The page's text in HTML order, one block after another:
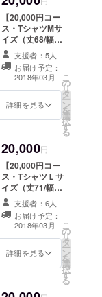
《Tシャツサ
イズ》
XLサイズ
（丈74/幅55/袖
丈21.5） ＋電
エースポスト
カード（一本木
蛮描き下ろしイ
ラスト）
せていただきま
す。 ＋第四胃袋
ギアラCD ＋電
エース×撃殺！宇
宙拳コラボオリ
ジナルTシャツ
(破李拳竜描き下
ろしイラスト)
《Tシャツサイ
ズ》
Mサイズ
丈19.5） ＋電
エースポスト
カード（一本木
蛮描き下ろしイ
ラスト）
入力例：
「エンドクレ
ジット名前掲載
希望・名前〇〇
〇〇」 ニッ
クネームでもか
まいませんが著
作権を侵害する
ものや公序良俗
また会社名・団
体名はお断りさ
せていただきま
す。 ＋第四胃袋
ギアラCD ＋電
エース×撃殺！宇
宙拳コラボオリ
ジナルTシャツ
(破李拳竜描き下
ろしイラスト)
《Tシャツサイ
ズ》 Ｌサイ
52.5/袖丈20.5）
エース特製ワッ
ペン ＋エンド
ロールにお名前
を記載（希望者
のみ） ※リター
ン決済時画面に
「備考欄」がご
ざいますのでご
希望の方は 必ず
入力をお願いい
たしま
入力例：
「エンドクレ
ジット名前掲載
希望・名前〇〇
〇〇」 ニッ
クネームでもか
まいませんが著
作権を侵害する
ものや公序良俗
に反するお
【20,000円コー
ス・TシャツMサ
イズ（丈68/幅
50/袖丈19.5）】
本編DVDを進呈
＋特別メイキン
グDVD ＋着せ替
えDVDジャケッ
ト （クラウド
き下ろし） ※
河崎実監督直筆
サイン入り ＋電
エース特製ワッ
ペン ＋エンド
ロールにお名前
を記載（希望者
のみ） ※リター
ン決済時画面に
「備考欄」がご
ざいますのでご
希望の方は 必ず
たしま
支援者：5人
お届け予定：
2018年03月
詳細を見る
こ
の
リ
タ
ー
ン
を
選
択
す
る
20,000円
【20,000円コー
ス・TシャツＬサ
イズ（丈71/幅
52.5/袖丈
20.5）】 本編
DVDを進呈 ＋特
別メイキング
DVD ＋着せ替え
DVDジャケット
支援者：6人
お届け予定：
2018年03月
詳細を見る
こ
の
リ
タ
ー
ン
を
選
択
す
る